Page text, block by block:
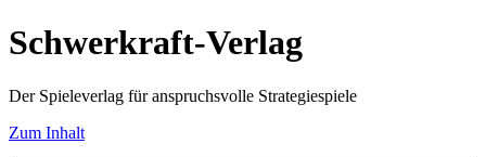
Schwerkraft-Verlag
Der Spieleverlag für anspruchsvolle Strategiespiele
Zum Inhalt